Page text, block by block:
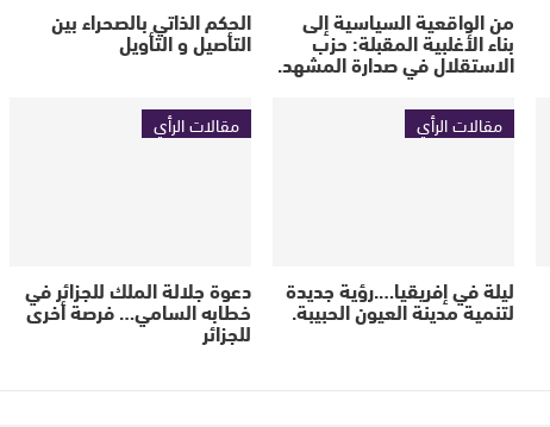
من الواقعية السياسية إلى
بناء الأغلبية المقبلة: حزب
الاستقلال في صدارة المشهد.
الحكم الذاتي بالصحراء بين
التأصيل و التأويل
مقالات الرأي
ليلة في إفريقيا….رؤية جديدة
لتنمية مدينة العيون الحبيبة.
مقالات الرأي
دعوة جلالة الملك للجزائر في
خطابه السامي… فرصة أخرى
للجزائر